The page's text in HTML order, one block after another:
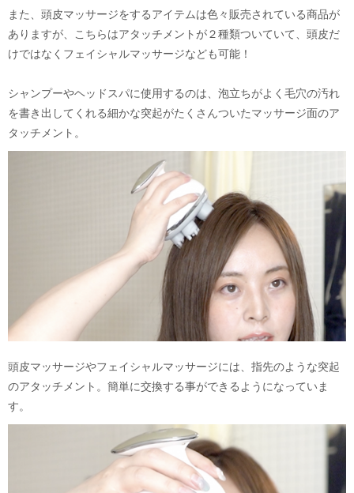
また、頭皮マッサージをするアイテムは色々販売されている商品が
ありますが、こちらはアタッチメントが２種類ついていて、頭皮だ
けではなくフェイシャルマッサージなども可能！
シャンプーやヘッドスパに使用するのは、泡立ちがよく毛穴の汚れ
を書き出してくれる細かな突起がたくさんついたマッサージ面のア
タッチメント。
頭皮マッサージやフェイシャルマッサージには、指先のような突起
のアタッチメント。簡単に交換する事ができるようになっていま
す。